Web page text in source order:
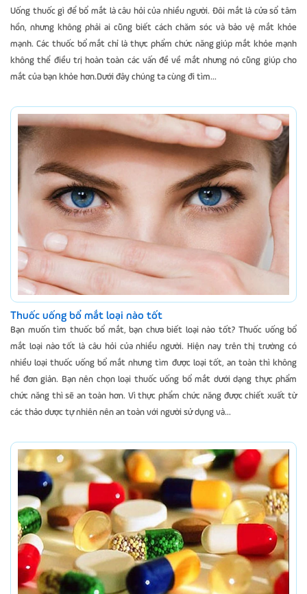
Uống thuốc gì để bổ mắt là câu hỏi của nhiều người. Đôi mắt là cửa sổ tâm
hồn, nhưng không phải ai cũng biết cách chăm sóc và bảo vệ mắt khỏe
mạnh. Các thuốc bổ mắt chỉ là thực phẩm chức năng giúp mắt khỏe mạnh
không thể điều trị hoàn toàn các vấn đề về mắt nhưng nó cũng giúp cho
mắt của bạn khỏe hơn.Dưới đây chúng ta cùng đi tìm...
Thuốc uống bổ mắt loại nào tốt
Bạn muốn tìm thuốc bổ mắt, bạn chưa biết loại nào tốt? Thuốc uống bổ
mắt loại nào tốt là câu hỏi của nhiều người. Hiện nay trên thị trường có
nhiều loại thuốc uống bổ mắt nhưng tìm được loại tốt, an toàn thì không
hề đơn giản. Bạn nên chọn loại thuốc uống bổ mắt dưới dạng thực phẩm
chức năng thì sẽ an toàn hơn. Vì thực phẩm chức năng được chiết xuất từ
các thảo dược tự nhiên nên an toàn với người sử dụng và...